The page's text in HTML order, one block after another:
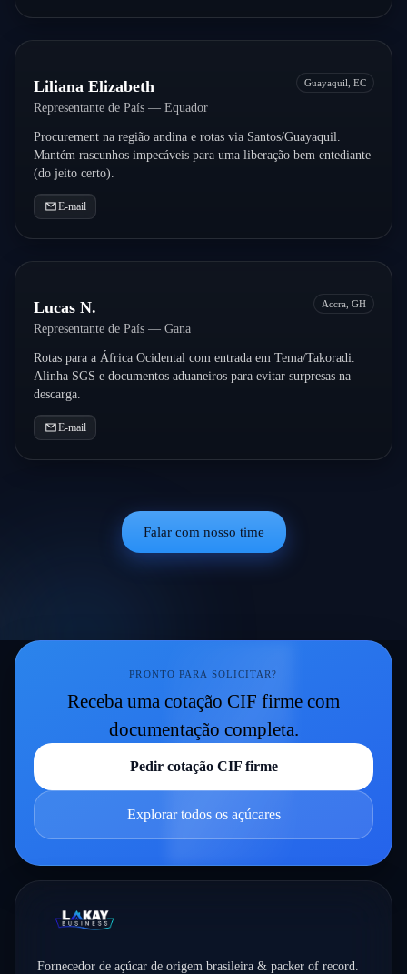
Liliana Elizabeth
Representante de País — Equador
Guayaquil, EC
Procurement na região andina e rotas via Santos/Guayaquil.
Mantém rascunhos impecáveis para uma liberação bem entediante
(do jeito certo).
E-mail
Lucas N.
Representante de País — Gana
Accra, GH
Rotas para a África Ocidental com entrada em Tema/Takoradi.
Alinha SGS e documentos aduaneiros para evitar surpresas na
descarga.
E-mail
Falar com nosso time
PRONTO PARA SOLICITAR?
Receba uma cotação CIF firme com
documentação completa.
Pedir cotação CIF firme
Explorar todos os açúcares
Fornecedor de açúcar de origem brasileira & packer of record.